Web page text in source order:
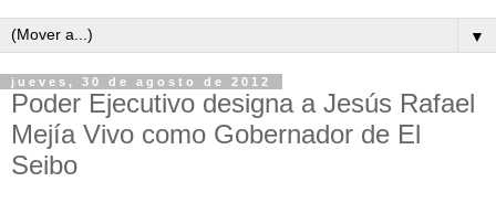
▼
jueves, 30 de agosto de 2012
Poder Ejecutivo designa a Jesús Rafael
Mejía Vivo como Gobernador de El
Seibo